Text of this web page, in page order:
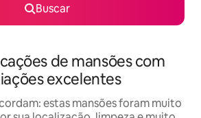
Buscar
de mansões com
excelentes
estas mansões foram muito